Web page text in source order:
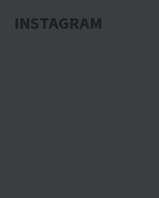
INSTAGRAM